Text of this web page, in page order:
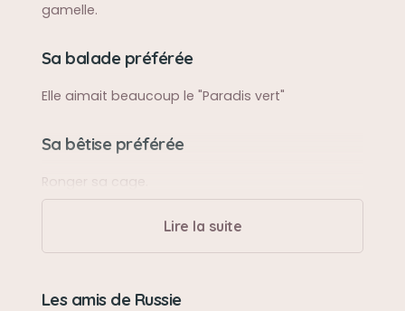
gamelle.
Sa balade préférée
Elle aimait beaucoup le "Paradis vert"
Sa bêtise préférée
Ronger sa cage.
Lire la suite
Les amis de Russie